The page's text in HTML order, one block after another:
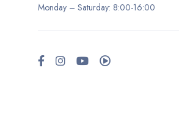
Monday –Saturday: 8:00-16:00